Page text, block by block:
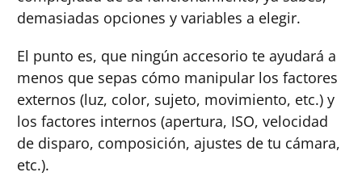
demasiadas opciones y variables a elegir.
El punto es, que ningún accesorio te ayudará a
menos que sepas cómo manipular los factores
externos (luz, color, sujeto, movimiento, etc.) y
los factores internos (apertura, ISO, velocidad
de disparo, composición, ajustes de tu cámara,
etc.).